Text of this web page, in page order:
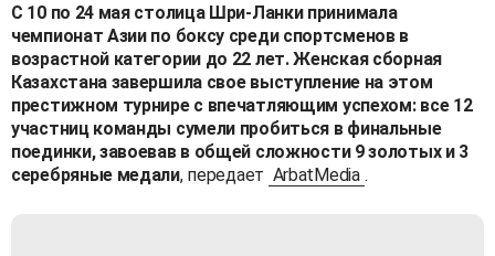
С 10 по 24 мая столица Шри-Ланки принимала
чемпионат Азии по боксу среди спортсменов в
возрастной категории до 22 лет. Женская сборная
Казахстана завершила свое выступление на этом
престижном турнире с впечатляющим успехом: все 12
участниц команды сумели пробиться в финальные
поединки, завоевав в общей сложности 9 золотых и 3
серебряные медали, передает ArbatMedia .